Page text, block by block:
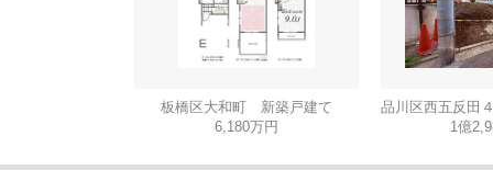
板橋区大和町 新築戸建て
6,180万円
1億